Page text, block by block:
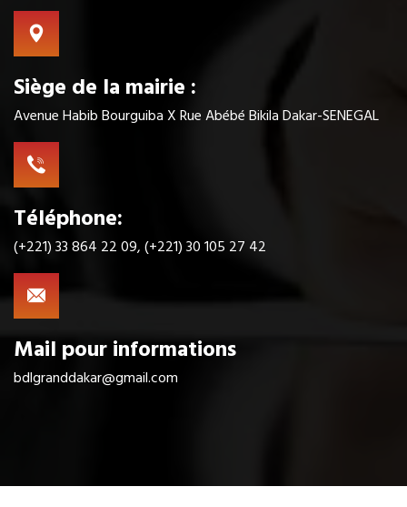
Siège de la mairie :
Avenue Habib Bourguiba X Rue Abébé Bikila Dakar-SENEGAL
Téléphone:
(+221) 33 864 22 09, (+221) 30 105 27 42
Mail pour informations
bdlgranddakar@gmail.com